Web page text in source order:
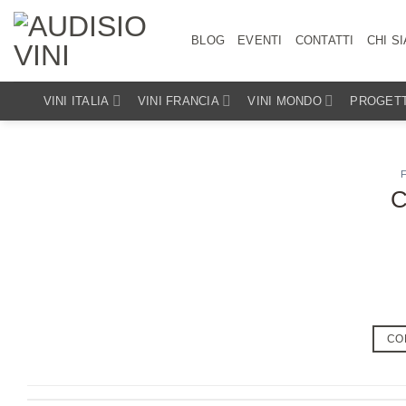
Salta
contenuti
BLOG EVENTI CONTATTI CHI
VINI ITALIA VINI FRANCIA VINI MONDO